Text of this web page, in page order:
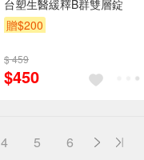
台塑生醫緩釋B群雙層錠
贈$200
$ 459
$450
4 5 6